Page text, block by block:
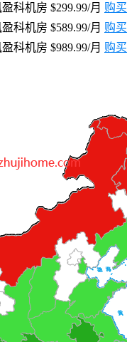
科机房 $299.99/月 购买
科机房 $589.99/月 购买
科机房 $989.99/月 购买